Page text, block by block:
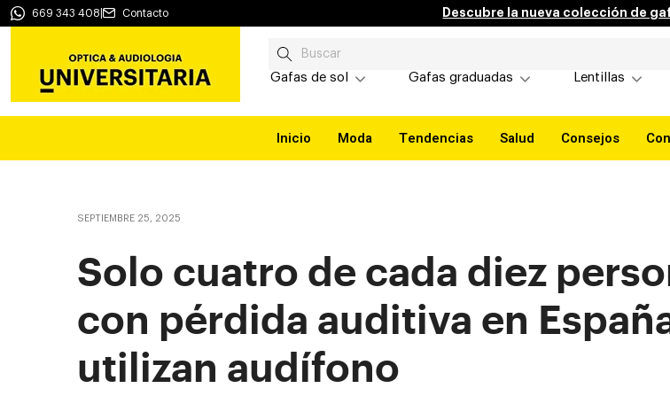
669 343 408 Contacto Descubre la nueva colección de
Gafas de sol Gafas graduadas Lentillas
Inicio Moda Tendencias Salud Consejos
SEPTIEMBRE 25, 2025
Solo cuatro de cada diez
con pérdida auditiva en
utilizan audífono